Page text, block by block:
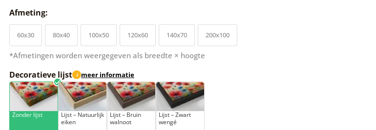
Afmeting:
60x30 80x40 100x50 120x60 140x70 200x100
*Afmetingen worden weergegeven als breedte × hoogte
Decoratieve lijst i meer informatie
Zonder lijst
Lijst – Natuurlijk
eiken
Lijst – Bruin
walnoot
Lijst – Zwart
wengé